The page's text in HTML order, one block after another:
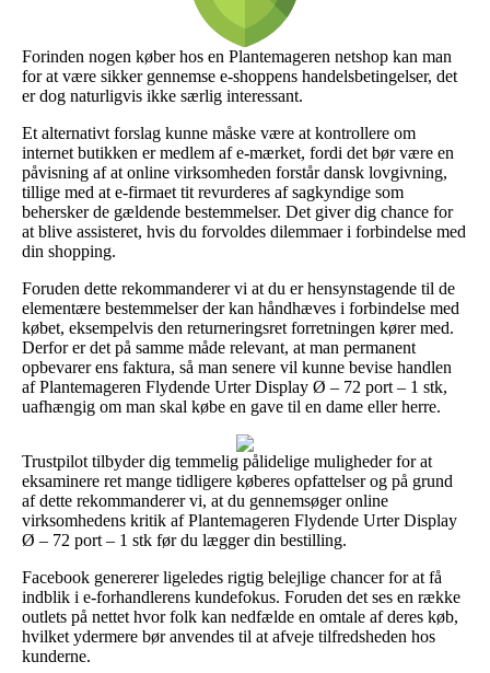
Forinden nogen køber hos en Plantemageren netshop kan man
for at være sikker gennemse e-shoppens handelsbetingelser, det
er dog naturligvis ikke særlig interessant.
Et alternativt forslag kunne måske være at kontrollere om
internet butikken er medlem af e-mærket, fordi det bør være en
påvisning af at online virksomheden forstår dansk lovgivning,
tillige med at e-firmaet tit revurderes af sagkyndige som
behersker de gældende bestemmelser. Det giver dig chance for
at blive assisteret, hvis du forvoldes dilemmaer i forbindelse med
din shopping.
Foruden dette rekommanderer vi at du er hensynstagende til de
elementære bestemmelser der kan håndhæves i forbindelse med
købet, eksempelvis den returneringsret forretningen kører med.
Derfor er det på samme måde relevant, at man permanent
opbevarer ens faktura, så man senere vil kunne bevise handlen
af Plantemageren Flydende Urter Display Ø – 72 port – 1 stk,
uafhængig om man skal købe en gave til en dame eller herre.
Trustpilot tilbyder dig temmelig pålidelige muligheder for at
eksaminere ret mange tidligere køberes opfattelser og på grund
af dette rekommanderer vi, at du gennemsøger online
virksomhedens kritik af Plantemageren Flydende Urter Display
Ø – 72 port – 1 stk før du lægger din bestilling.
Facebook genererer ligeledes rigtig belejlige chancer for at få
indblik i e-forhandlerens kundefokus. Foruden det ses en række
outlets på nettet hvor folk kan nedfælde en omtale af deres køb,
hvilket ydermere bør anvendes til at afveje tilfredsheden hos
kunderne.